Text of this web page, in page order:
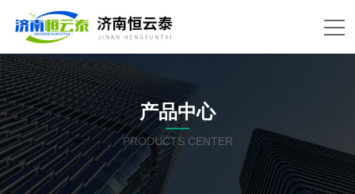
产品中心
PRODUCTS CENTER